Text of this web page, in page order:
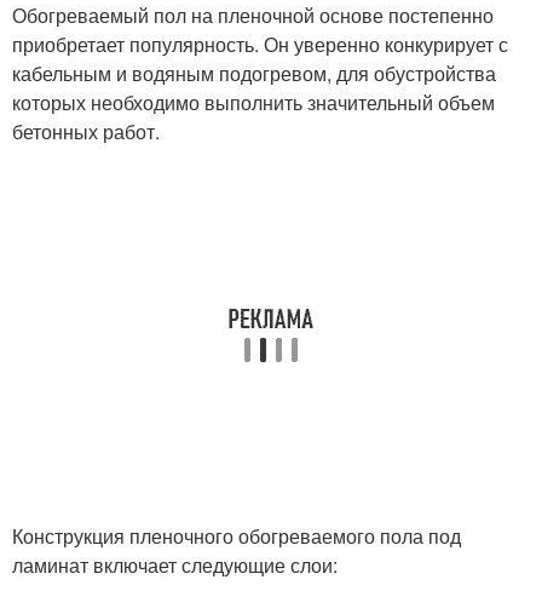
Обогреваемый пол на пленочной основе постепенно
приобретает популярность. Он уверенно конкурирует с
кабельным и водяным подогревом, для обустройства
которых необходимо выполнить значительный объем
бетонных работ.
Конструкция пленочного обогреваемого пола под
ламинат включает следующие слои: